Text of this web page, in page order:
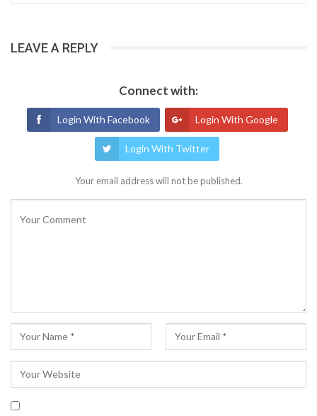
LEAVE A REPLY
Connect with:
Login With Facebook Login With Google
Login With Twitter
Your email address will not be published.